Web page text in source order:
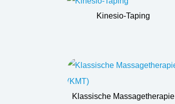
Kinesio-Taping
Klassische Massagetherapie